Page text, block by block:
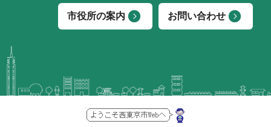
市役所の案内 お問い合わせ